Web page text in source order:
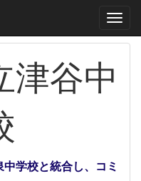
津谷中
学校と統合し、コミ